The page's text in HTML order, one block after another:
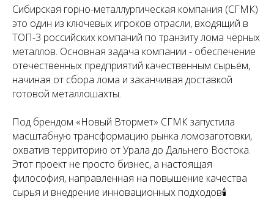
Сибирская горно-металлургическая компания (СГМК)
это один из ключевых игроков отрасли, входящий в
ТОП-3 российских компаний по транзиту лома чёрных
металлов. Основная задача компании - обеспечение
отечественных предприятий качественным сырьём,
начиная от сбора лома и заканчивая доставкой
готовой металлошахты.
Под брендом «Новый Втормет» СГМК запустила
масштабную трансформацию рынка ломозаготовки,
охватив территорию от Урала до Дальнего Востока.
Этот проект не просто бизнес, а настоящая
философия, направленная на повышение качества
сырья и внедрение инновационных подходов🕯